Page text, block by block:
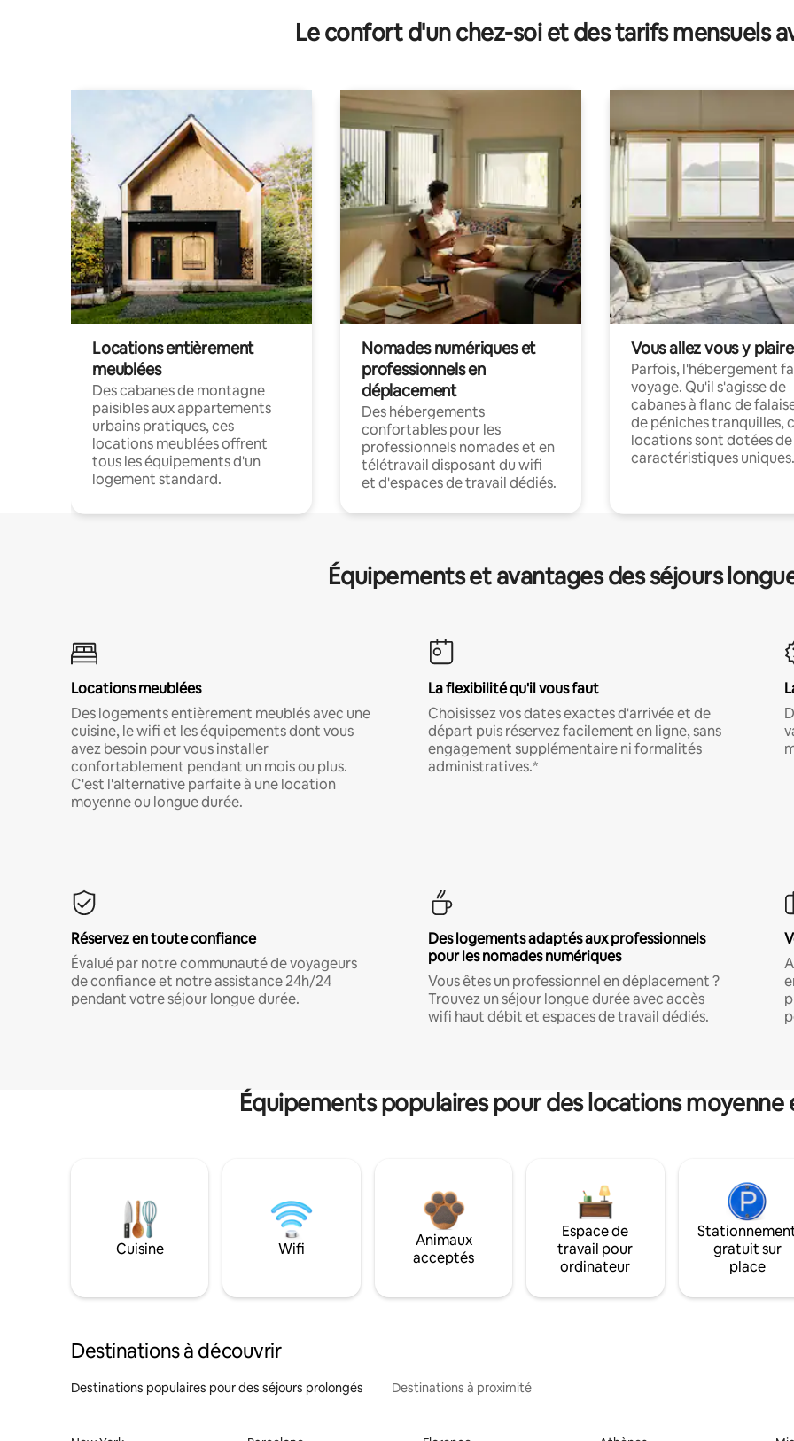
Le confort d'un chez-soi et des tarifs mensuels
Locations entièrement
meublées
Des cabanes de montagne
paisibles aux appartements
urbains pratiques, ces
locations meublées offrent
tous les équipements d'un
logement standard.
Nomades numériques et
professionnels en
déplacement
Des hébergements
confortables pour les
professionnels nomades et en
télétravail disposant du wifi
et d'espaces de travail dédiés.
Vous allez vous y plaire
Parfois, l'hébergement
voyage. Qu'il s'agisse de
cabanes à flanc de
de péniches tranquilles,
locations sont dotées de
caractéristiques uniques.
Équipements et avantages des séjours
Locations meublées
Des logements entièrement meublés avec une
cuisine, le wifi et les équipements dont vous
avez besoin pour vous installer
confortablement pendant un mois ou plus.
C'est l'alternative parfaite à une location
moyenne ou longue durée.
La flexibilité qu'il vous faut
Choisissez vos dates exactes d'arrivée et de
départ puis réservez facilement en ligne, sans
engagement supplémentaire ni formalités
administratives.*
Réservez en toute confiance
Évalué par notre communauté de voyageurs
de confiance et notre assistance 24h/24
pendant votre séjour longue durée.
Des logements adaptés aux professionnels
pour les nomades numériques
Vous êtes un professionnel en déplacement ?
Trouvez un séjour longue durée avec accès
wifi haut débit et espaces de travail dédiés.
Équipements populaires pour des locations
Cuisine Wifi
Animaux
acceptés
Espace de
travail pour
ordinateur
gratuit sur
place
Destinations à découvrir
Destinations populaires pour des séjours prolongés Destinations à proximité